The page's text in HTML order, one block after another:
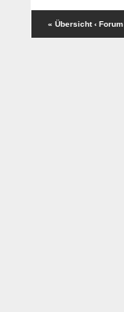
« Übersicht ‹ Forum